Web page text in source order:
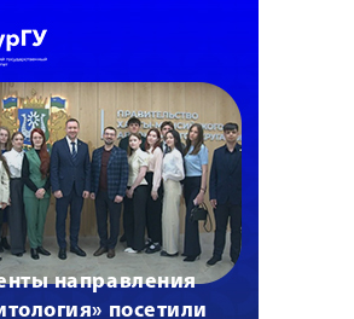
направления
посетили